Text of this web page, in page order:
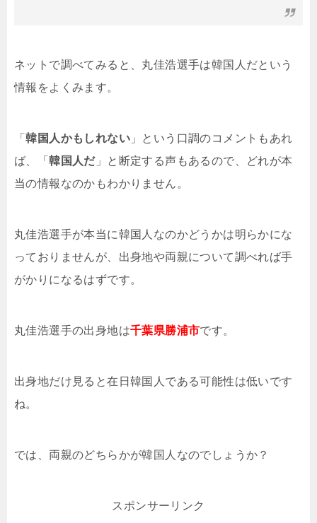
ネットで調べてみると、丸佳浩選手は韓国人だという
情報をよくみます。
「韓国人かもしれない 」という口調のコメントもあれ
ば、「韓国人だ」と断定する声もあるので、どれが本
当の情報なのかもわかりません。
丸佳浩選手が本当に韓国人なのかどうかは明らかにな
っておりませんが、出身地や両親について調べれば手
がかりになるはずです。
丸佳浩選手の出身地は千葉県勝浦市です。
出身地だけ見ると在日韓国人である可能性は低いです
ね。
では、両親のどちらかが韓国人なのでしょうか？
スポンサーリンク